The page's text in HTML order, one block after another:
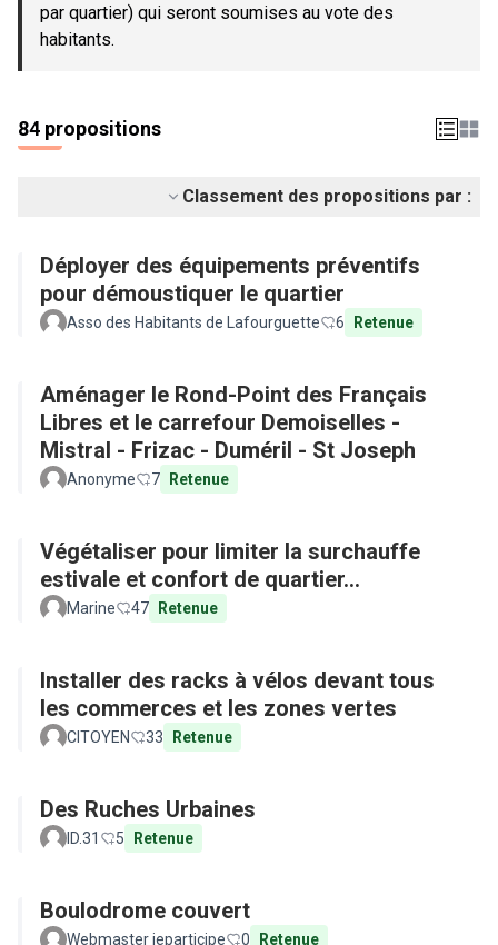
par quartier) qui seront soumises au vote des
habitants.
84 propositions
Classement des propositions par :
Déployer des équipements préventifs
pour démoustiquer le quartier
Asso des Habitants de Lafourguette 6 Retenue
Aménager le Rond-Point des Français
Libres et le carrefour Demoiselles -
Mistral - Frizac - Duméril - St Joseph
Anonyme 7 Retenue
Végétaliser pour limiter la surchauffe
estivale et confort de quartier...
Marine 47 Retenue
Installer des racks à vélos devant tous
les commerces et les zones vertes
CITOYEN 33 Retenue
Des Ruches Urbaines
ID.31 5 Retenue
Boulodrome couvert
Webmaster jeparticipe 0 Retenue